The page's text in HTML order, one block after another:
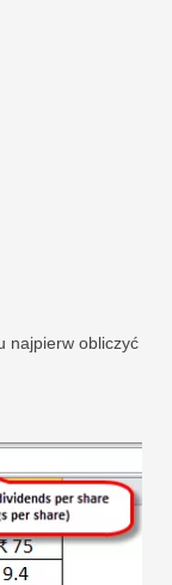
najpierw obliczyć